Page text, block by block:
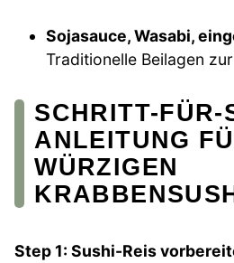
Sojasauce, Wasabi,
Traditionelle Beilagen
SCHRITT-FÜR-
ANLEITUNG
WÜRZIGEN
Step 1: Sushi-Reis